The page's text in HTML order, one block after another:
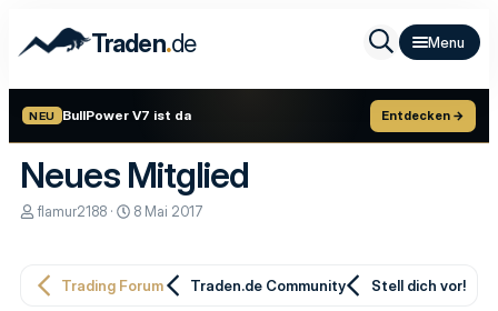
Traden.de
NEU BullPower V7 ist da Entdecken →
Neues Mitglied
E
e
flamur2188
E
e
8 Mai 2017
Trading Forum Traden.de Community Stell dich vor!